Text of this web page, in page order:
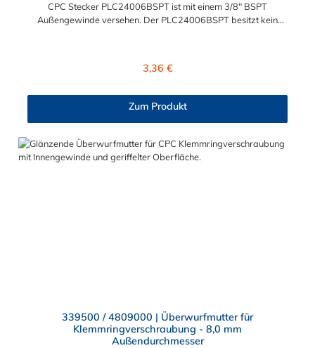
CPC Stecker PLC24006BSPT ist mit einem 3/8" BSPT
Außengewinde versehen. Der PLC24006BSPT besitzt kein
diesen Stecker mit allen Kupplungen der PLC-, PLC12- und LC-
Regulärer Preis:
3,36 €
Zum Produkt
339500 / 4809000 | Überwurfmutter für
Klemmringverschraubung - 8,0 mm
Außendurchmesser